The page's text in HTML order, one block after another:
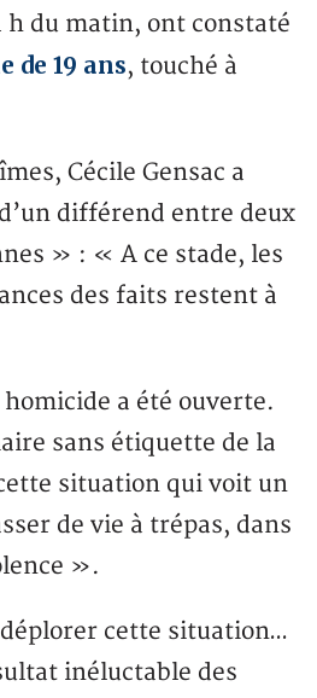
du matin, ont constaté
de 19 ans, touché à
Cécile Gensac a
différend entre deux
» : « A ce stade, les
des faits restent à
a été ouverte.
sans étiquette de la
situation qui voit un
de vie à trépas, dans
».
déplorer cette situation…
inéluctable des